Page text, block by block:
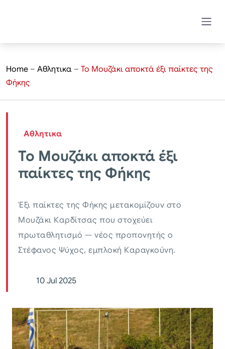
Home – Αθλητικα – Το Μουζάκι αποκτά έξι παίκτες της
Φήκης
Αθλητικα
Το Μουζάκι αποκτά έξι
παίκτες της Φήκης
Έξι παίκτες της Φήκης μετακομίζουν στο
Μουζάκι Καρδίτσας που στοχεύει
πρωταθλητισμό — νέος προπονητής ο
Στέφανος Ψύχος, εμπλοκή Καραγκούνη.
10 Jul 2025